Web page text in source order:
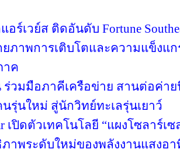
อร์เวย์ส ติดอันดับ Fortune
ภาพการเติบโตและความแข็งแ
าค
ร่วมมือภาคีเครือข่าย สานต่อค่าย
รุ่นใหม่ สู่นักวิทย์ทะเลรุ่นเยาว์
เปิดตัวเทคโนโลยี “แผงโซลาร์เ
าพระดับใหม่ของพลังงานแสงอ